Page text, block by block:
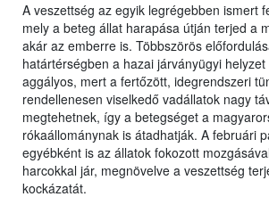
A veszettség az egyik legrégebben ismert
mely a beteg állat harapása útján terjed a
akár az emberre is. Többszörös
határtérségben a hazai járványügyi
aggályos, mert a fertőzött, idegrendszeri
rendellenesen viselkedő vadállatok nagy
megtehetnek, így a betegséget a
rókaállománynak is átadhatják. A februári
egyébként is az állatok fokozott
harcokkal jár, megnövelve a veszettség
kockázatát.